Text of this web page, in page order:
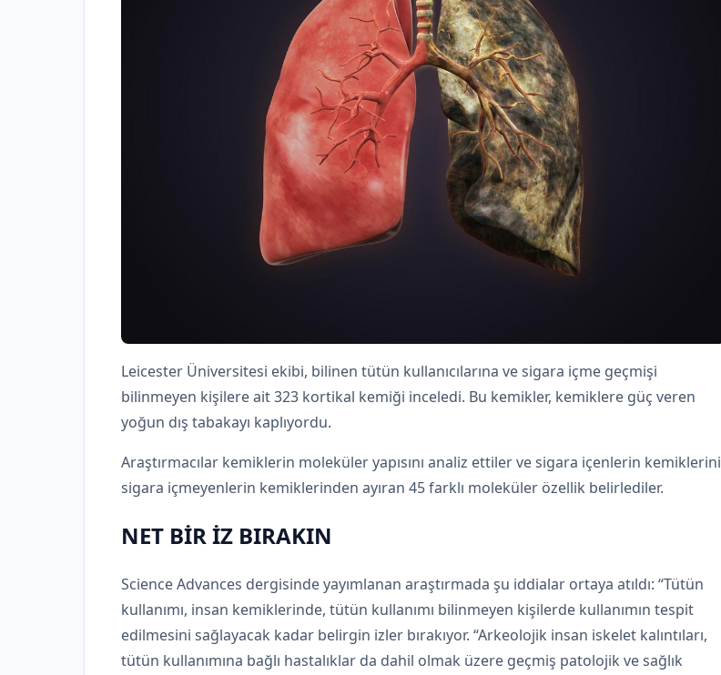
Leicester Üniversitesi ekibi, bilinen tütün kullanıcılarına ve sigara içme geçmişi
bilinmeyen kişilere ait 323 kortikal kemiği inceledi. Bu kemikler, kemiklere güç veren
yoğun dış tabakayı kaplıyordu.
Araştırmacılar kemiklerin moleküler yapısını analiz ettiler ve sigara içenlerin kemiklerini
sigara içmeyenlerin kemiklerinden ayıran 45 farklı moleküler özellik belirlediler.
NET BİR İZ BIRAKIN
Science Advances dergisinde yayımlanan araştırmada şu iddialar ortaya atıldı: “Tütün
kullanımı, insan kemiklerinde, tütün kullanımı bilinmeyen kişilerde kullanımın tespit
edilmesini sağlayacak kadar belirgin izler bırakıyor. “Arkeolojik insan iskelet kalıntıları,
tütün kullanımına bağlı hastalıklar da dahil olmak üzere geçmiş patolojik ve sağlık